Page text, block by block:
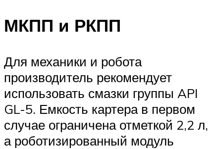
МКПП и РКПП
Для механики и робота
производитель рекомендует
использовать смазки группы API
GL-5. Емкость картера в первом
случае ограничена отметкой 2,2 л,
а роботизированный модуль